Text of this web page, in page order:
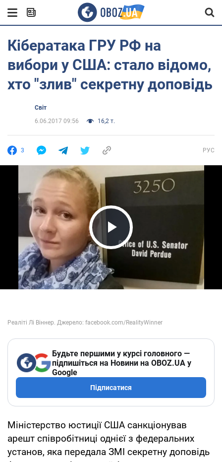
Кібератака ГРУ РФ на
вибори у США: стало відомо,
хто "злив" секретну доповідь
Світ
6.06.2017 09:56
16,2 т.
3 РУС
Play Video
Будьте першими у курсі головного —
підпишіться на Новини на OBOZ.UA у
Google
Підписатися
Міністерство юстиції США санкціонував
арешт співробітниці однієї з федеральних
установ, яка передала ЗМІ секретну доповідь